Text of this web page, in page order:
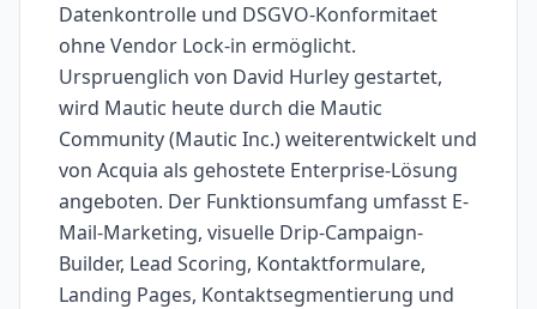
Datenkontrolle und DSGVO-Konformitaet
ohne Vendor Lock-in ermöglicht.
Urspruenglich von David Hurley gestartet,
wird Mautic heute durch die Mautic
Community (Mautic Inc.) weiterentwickelt und
von Acquia als gehostete Enterprise-Lösung
angeboten. Der Funktionsumfang umfasst E-
Mail-Marketing, visuelle Drip-Campaign-
Builder, Lead Scoring, Kontaktformulare,
Landing Pages, Kontaktsegmentierung und